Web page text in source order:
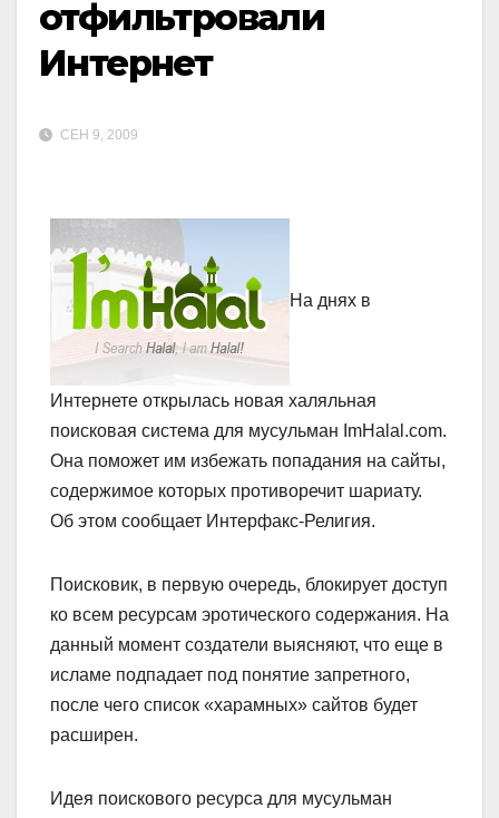
отфильтровали
Интернет
СЕН 9, 2009
На днях в
Интернете открылась новая халяльная
поисковая система для мусульман ImHalal.com.
Она поможет им избежать попадания на сайты,
содержимое которых противоречит шариату.
Об этом сообщает Интерфакс-Религия.
Поисковик, в первую очередь, блокирует доступ
ко всем ресурсам эротического содержания. На
данный момент создатели выясняют, что еще в
исламе подпадает под понятие запретного,
после чего список «харамных» сайтов будет
расширен.
Идея поискового ресурса для мусульман